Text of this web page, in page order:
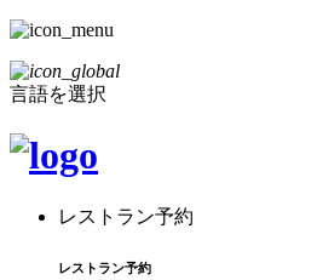
言語を選択
レストラン予約
レストラン予約